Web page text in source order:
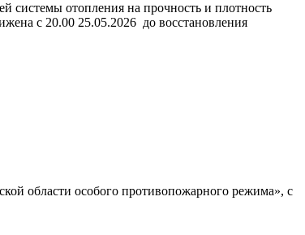
системы отопления на прочность и плотность
с 20.00 25.05.2026 до восстановления
области особого противопожарного режима», с